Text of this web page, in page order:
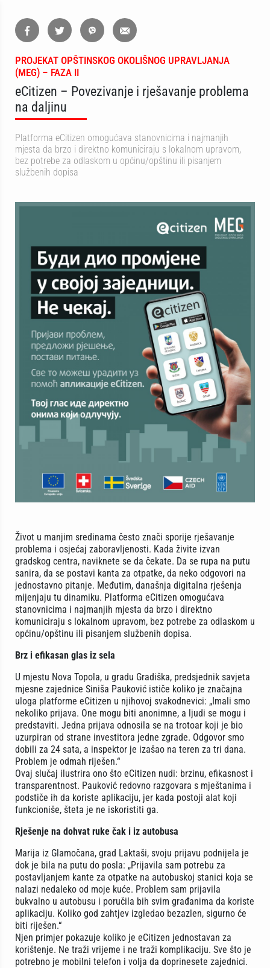
PROJEKAT OPŠTINSKOG OKOLIŠNOG UPRAVLJANJA
(MEG) – FAZA II
eCitizen – Povezivanje i rješavanje problema
na daljinu
Platforma eCitizen omogućava stanovnicima i najmanjih
mjesta da brzo i direktno komuniciraju s lokalnom upravom,
bez potrebe za odlaskom u općinu/opštinu ili pisanjem
službenih dopisa
Život u manjim sredinama često znači sporije rješavanje
problema i osjećaj zaboravljenosti. Kada živite izvan
gradskog centra, naviknete se da čekate. Da se rupa na putu
sanira, da se postavi kanta za otpatke, da neko odgovori na
jednostavno pitanje. Međutim, današnja digitalna rješenja
mijenjaju tu dinamiku. Platforma eCitizen omogućava
stanovnicima i najmanjih mjesta da brzo i direktno
komuniciraju s lokalnom upravom, bez potrebe za odlaskom u
općinu/opštinu ili pisanjem službenih dopisa.
Brz i efikasan glas iz sela
U mjestu Nova Topola, u gradu Gradiška, predsjednik savjeta
mjesne zajednice Siniša Pauković ističe koliko je značajna
uloga platforme eCitizen u njihovoj svakodnevici: „Imali smo
nekoliko prijava. One mogu biti anonimne, a ljudi se mogu i
predstaviti. Jedna prijava odnosila se na trotoar koji je bio
uzurpiran od strane investitora jedne zgrade. Odgovor smo
dobili za 24 sata, a inspektor je izašao na teren za tri dana.
Problem je odmah riješen.“
Ovaj slučaj ilustrira ono što eCitizen nudi: brzinu, efikasnost i
transparentnost. Pauković redovno razgovara s mještanima i
podstiče ih da koriste aplikaciju, jer kada postoji alat koji
funkcioniše, šteta je ne iskoristiti ga.
Rješenje na dohvat ruke čak i iz autobusa
Marija iz Glamočana, grad Laktaši, svoju prijavu podnijela je
dok je bila na putu do posla: „Prijavila sam potrebu za
postavljanjem kante za otpatke na autobuskoj stanici koja se
nalazi nedaleko od moje kuće. Problem sam prijavila
bukvalno u autobusu i poručila bih svim građanima da koriste
aplikaciju. Koliko god zahtjev izgledao bezazlen, sigurno će
biti riješen.“
Njen primjer pokazuje koliko je eCitizen jednostavan za
korištenje. Ne traži vrijeme i ne traži komplikaciju. Sve što je
potrebno je mobilni telefon i volja da doprinesete zajednici.